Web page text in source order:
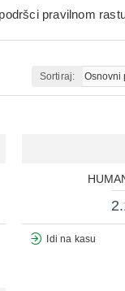
pravilnom
Sortiraj:
Idi na kasu